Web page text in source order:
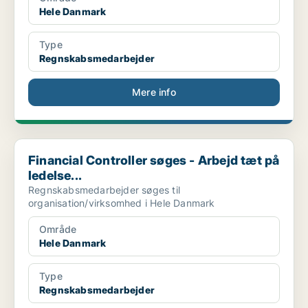
Hele Danmark
Type
Regnskabsmedarbejder
Mere info
Financial Controller søges - Arbejd tæt på ledelse...
Financial Controller søges - Arbejd tæt på
ledelse...
Regnskabsmedarbejder søges til
organisation/virksomhed i Hele Danmark
Område
Hele Danmark
Type
Regnskabsmedarbejder